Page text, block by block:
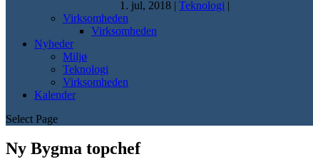
1. jul, 2018 | Teknologi |
Virksomheden
Virksomheden
Nyheder
Miljø
Teknologi
Virksomheden
Kalender
Select Page
Ny Bygma topchef